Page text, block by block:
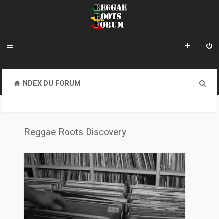
INDEX DU FORUM
Reggae Roots Discovery